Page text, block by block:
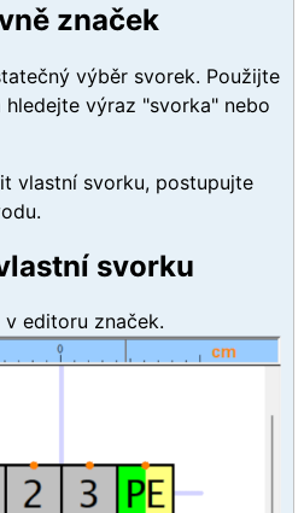
značek
výběr svorek. Použijte
hledejte výraz "svorka" nebo
vlastní svorku, postupujte
svorku
editoru značek.